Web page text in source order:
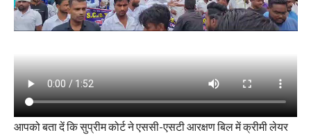
आपको बता दें कि सुप्रीम कोर्ट ने एससी-एसटी आरक्षण बिल में क्रीमी लेयर